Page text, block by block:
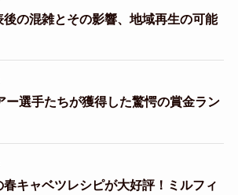
の混雑とその影響、地域再生の可能
ー選手たちが獲得した驚愕の賞金ラン
キャベツレシピが大好評！ミルフィ